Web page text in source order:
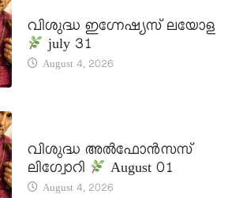
വിശുദ്ധ ഇഗ്നേഷ്യസ് ലയോള
july 31
August 4, 2026
വിശുദ്ധ അൽഫോൻസസ്
ലിഗ്വോറി
August 01
August 4, 2026